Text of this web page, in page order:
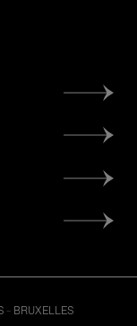
- BRUXELLES